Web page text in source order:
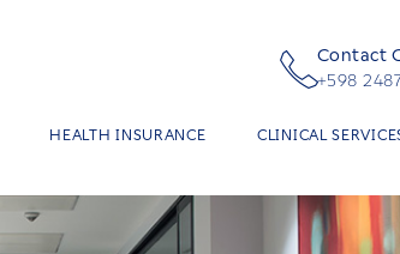
Contact
+598
HEALTH INSURANCE CLINICAL